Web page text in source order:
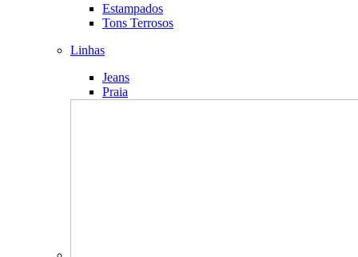
Estampados
Tons Terrosos
Linhas
Jeans
Praia